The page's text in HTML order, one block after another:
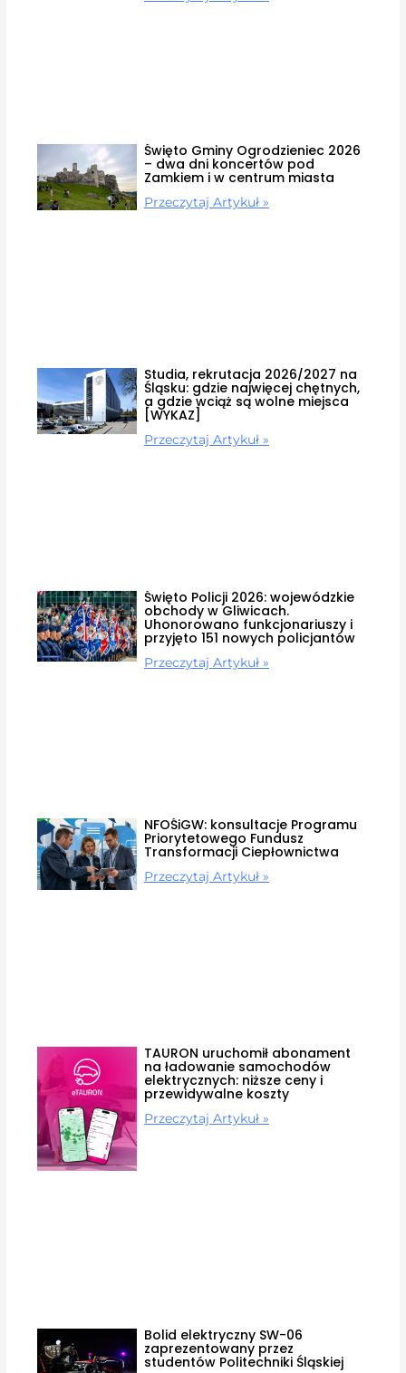
Święto Gminy Ogrodzieniec 2026
– dwa dni koncertów pod
Zamkiem i w centrum miasta
Przeczytaj Artykuł »
Studia, rekrutacja 2026/2027 na
Śląsku: gdzie najwięcej chętnych,
a gdzie wciąż są wolne miejsca
[WYKAZ]
Przeczytaj Artykuł »
Święto Policji 2026: wojewódzkie
obchody w Gliwicach.
Uhonorowano funkcjonariuszy i
przyjęto 151 nowych policjantów
Przeczytaj Artykuł »
NFOŚiGW: konsultacje Programu
Priorytetowego Fundusz
Transformacji Ciepłownictwa
Przeczytaj Artykuł »
TAURON uruchomił abonament
na ładowanie samochodów
elektrycznych: niższe ceny i
przewidywalne koszty
Przeczytaj Artykuł »
Bolid elektryczny SW-06
zaprezentowany przez
studentów Politechniki Śląskiej